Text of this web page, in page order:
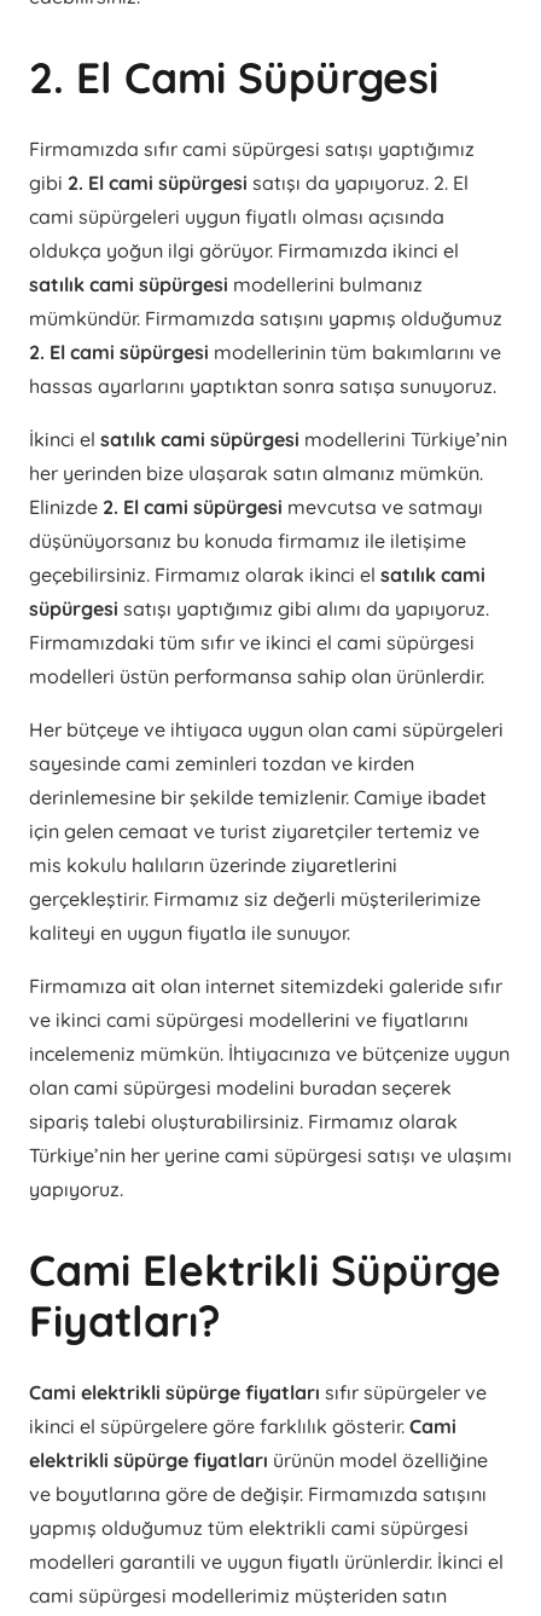
2. El Cami Süpürgesi
Firmamızda sıfır cami süpürgesi satışı yaptığımız
gibi 2. El cami süpürgesi satışı da yapıyoruz. 2. El
cami süpürgeleri uygun fiyatlı olması açısında
oldukça yoğun ilgi görüyor. Firmamızda ikinci el
satılık cami süpürgesi modellerini bulmanız
mümkündür. Firmamızda satışını yapmış olduğumuz
2. El cami süpürgesi modellerinin tüm bakımlarını ve
hassas ayarlarını yaptıktan sonra satışa sunuyoruz.
İkinci el satılık cami süpürgesi modellerini Türkiye’nin
her yerinden bize ulaşarak satın almanız mümkün.
Elinizde 2. El cami süpürgesi mevcutsa ve satmayı
düşünüyorsanız bu konuda firmamız ile iletişime
geçebilirsiniz. Firmamız olarak ikinci el satılık cami
süpürgesi satışı yaptığımız gibi alımı da yapıyoruz.
Firmamızdaki tüm sıfır ve ikinci el cami süpürgesi
modelleri üstün performansa sahip olan ürünlerdir.
Her bütçeye ve ihtiyaca uygun olan cami süpürgeleri
sayesinde cami zeminleri tozdan ve kirden
derinlemesine bir şekilde temizlenir. Camiye ibadet
için gelen cemaat ve turist ziyaretçiler tertemiz ve
mis kokulu halıların üzerinde ziyaretlerini
gerçekleştirir. Firmamız siz değerli müşterilerimize
kaliteyi en uygun fiyatla ile sunuyor.
Firmamıza ait olan internet sitemizdeki galeride sıfır
ve ikinci cami süpürgesi modellerini ve fiyatlarını
incelemeniz mümkün. İhtiyacınıza ve bütçenize uygun
olan cami süpürgesi modelini buradan seçerek
sipariş talebi oluşturabilirsiniz. Firmamız olarak
Türkiye’nin her yerine cami süpürgesi satışı ve ulaşımı
yapıyoruz.
Cami Elektrikli Süpürge
Fiyatları?
Cami elektrikli süpürge fiyatları sıfır süpürgeler ve
ikinci el süpürgelere göre farklılık gösterir. Cami
elektrikli süpürge fiyatları ürünün model özelliğine
ve boyutlarına göre de değişir. Firmamızda satışını
yapmış olduğumuz tüm elektrikli cami süpürgesi
modelleri garantili ve uygun fiyatlı ürünlerdir. İkinci el
cami süpürgesi modellerimiz müşteriden satın